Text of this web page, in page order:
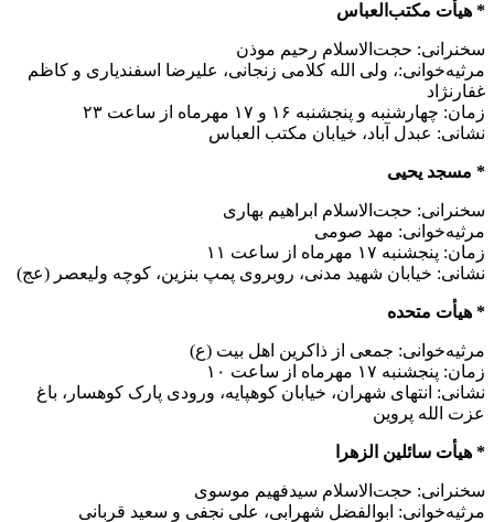
* هیأت مکتب‌العباس
سخنرانی: حجت‌الاسلام رحیم موذن
مرثیه‌خوانی:، ولی الله کلامی زنجانی، علیرضا اسفندیاری و کاظم
غفارنژاد
زمان: چهارشنبه و پنجشنبه ۱۶ و ۱۷ مهرماه از ساعت ۲۳
نشانی: عبدل آباد، خیابان مکتب العباس
* مسجد یحیی
سخنرانی: حجت‌الاسلام ابراهیم بهاری
مرثیه‌خوانی: مهد صومی
زمان: پنجشنبه ۱۷ مهرماه از ساعت ۱۱
نشانی: خیابان شهید مدنی، روبروی پمپ بنزین، کوچه ولیعصر (عج)
* هیأت متحده
مرثیه‌خوانی: جمعی از ذاکرین اهل بیت (ع)
زمان: پنجشنبه ۱۷ مهرماه از ساعت ۱۰
نشانی: انتهای شهران، خیابان کوهپایه، ورودی پارک کوهسار، باغ
عزت الله پروین
* هیأت سائلین الزهرا
سخنرانی: حجت‌الاسلام سیدفهیم موسوی
مرثیه‌خوانی: ابوالفضل شهرابی، علی نجفی و سعید قربانی